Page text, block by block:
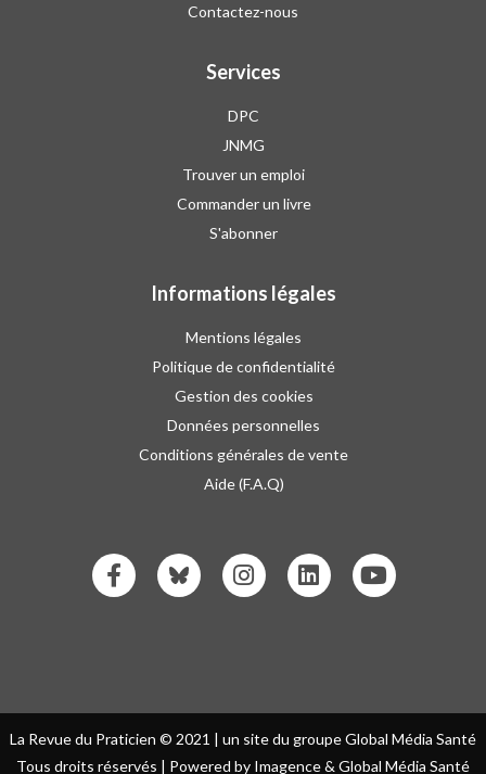
Contactez-nous
Services
DPC
JNMG
Trouver un emploi
Commander un livre
S'abonner
Informations légales
Mentions légales
Politique de confidentialité
Gestion des cookies
Données personnelles
Conditions générales de vente
Aide (F.A.Q)
La Revue du Praticien © 2021 | un site du groupe Global Média Santé
Tous droits réservés | Powered by Imagence & Global Média Santé